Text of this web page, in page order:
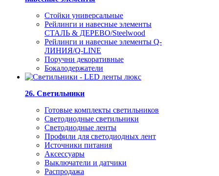
Стойки универсальные
Рейлинги и навесные элементы
СТАЛЬ & ДЕРЕВО/Steelwood
Рейлинги и навесные элементы Q-
ЛИНИЯ/Q-LINE
Поручни декоративные
Бокалодержатели
26. Светильники
Готовые комплекты светильников
Светодиодные светильники
Светодиодные ленты
Профили для светодиодных лент
Источники питания
Аксессуары
Выключатели и датчики
Распродажа